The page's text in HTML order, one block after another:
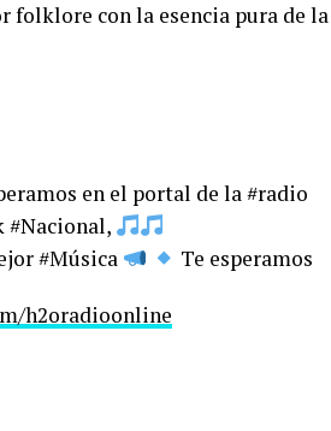
folklore con la esencia pura de la
en el portal de la #radio
#Nacional,
#Música Te esperamos
h2oradioonline